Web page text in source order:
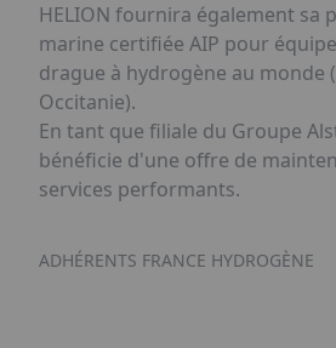
HELION fournira également sa
marine certifiée AIP pour
drague à hydrogène au monde
Occitanie).
En tant que filiale du Groupe
bénéficie d'une offre de
services performants.
ADHÉRENTS FRANCE HYDROGÈNE